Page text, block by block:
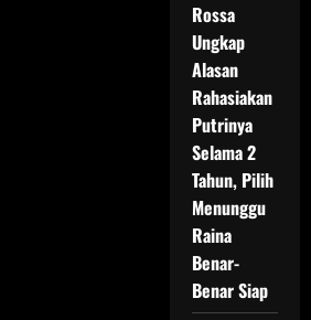
Rossa
Ungkap
Alasan
Rahasiakan
Putrinya
Selama 2
Tahun, Pilih
Menunggu
Raina
Benar-
Benar Siap